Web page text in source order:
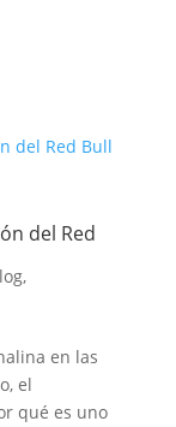
del Red
,
en las
el
qué es uno